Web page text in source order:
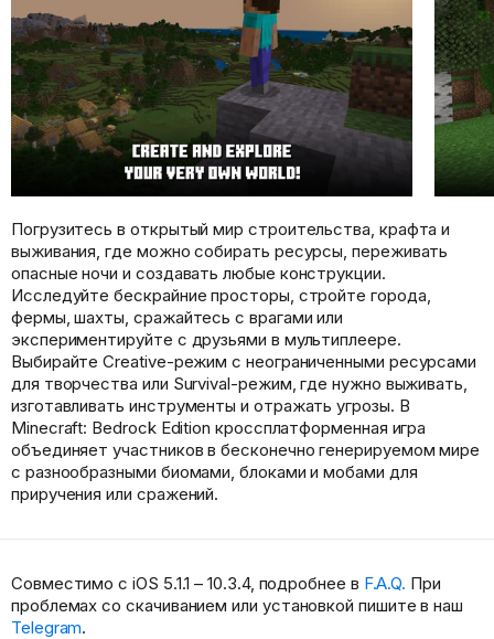
Погрузитесь в открытый мир строительства, крафта и
выживания, где можно собирать ресурсы, переживать
опасные ночи и создавать любые конструкции.
Исследуйте бескрайние просторы, стройте города,
фермы, шахты, сражайтесь с врагами или
экспериментируйте с друзьями в мультиплеере.
Выбирайте Creative-режим с неограниченными ресурсами
для творчества или Survival-режим, где нужно выживать,
изготавливать инструменты и отражать угрозы. В
Minecraft: Bedrock Edition кроссплатформенная игра
объединяет участников в бесконечно генерируемом мире
с разнообразными биомами, блоками и мобами для
приручения или сражений.
Совместимо с iOS 5.1.1 – 10.3.4, подробнее в F.A.Q. При
проблемах со скачиванием или установкой пишите в наш
Telegram.